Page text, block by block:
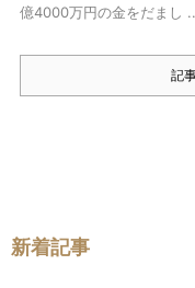
億4000万円の金をだまし
記
新着記事